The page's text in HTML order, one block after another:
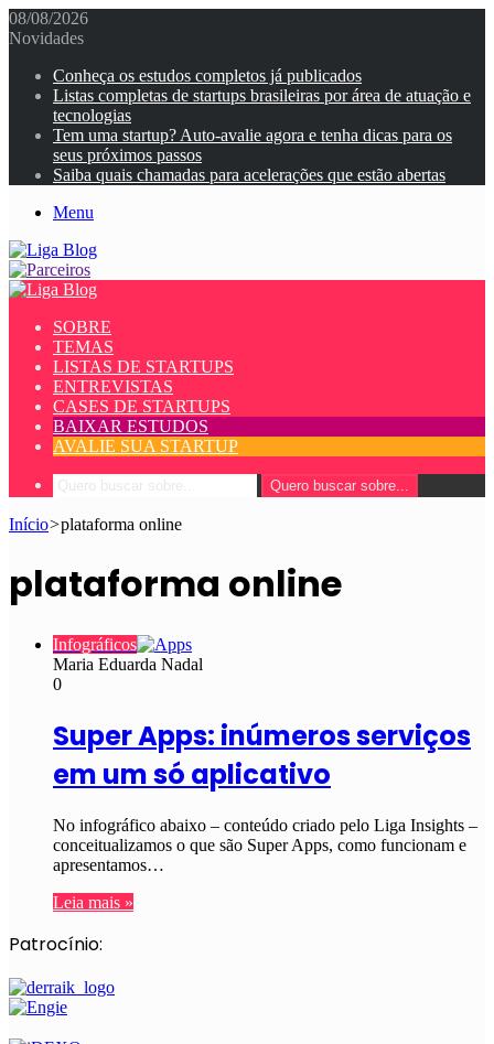
08/08/2026
Novidades
Conheça os estudos completos já publicados
Listas completas de startups brasileiras por área de atuação e
tecnologias
Tem uma startup? Auto-avalie agora e tenha dicas para os
seus próximos passos
Saiba quais chamadas para acelerações que estão abertas
Menu
SOBRE
TEMAS
LISTAS DE STARTUPS
ENTREVISTAS
CASES DE STARTUPS
BAIXAR ESTUDOS
AVALIE SUA STARTUP
Quero buscar sobre...
Início>plataforma online
plataforma online
Infográficos
Maria Eduarda Nadal
0
Super Apps: inúmeros serviços
em um só aplicativo
No infográfico abaixo – conteúdo criado pelo Liga Insights –
conceitualizamos o que são Super Apps, como funcionam e
apresentamos…
Leia mais »
Patrocínio: